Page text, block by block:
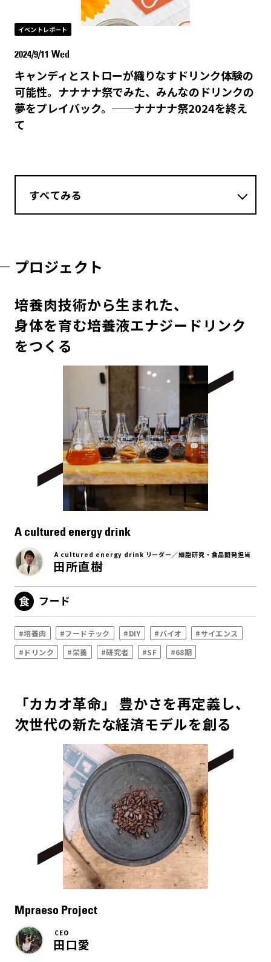
イベントレポート
2024/9/11 Wed
キャンディとストローが織りなすドリンク体験の
可能性。ナナナナ祭でみた、みんなのドリンクの
夢をプレイバック。──ナナナナ祭2024を終え
て
すべてみる
プロジェクト
培養肉技術から生まれた、
身体を育む培養液エナジードリンク
をつくる
A cultured energy drink
A cultured energy drink リーダー／細胞研究・食品開発担当
田所直樹
フード
#培養肉 #フードテック #DIY #バイオ
#サイエンス
#ドリンク
#栄養 #研究者 #SF #68期
「カカオ革命」 豊かさを再定義し、
次世代の新たな経済モデルを創る
Mpraeso Project
CEO
田口愛